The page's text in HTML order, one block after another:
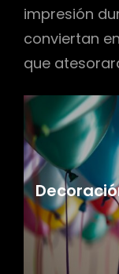
impresión
conviertan
que